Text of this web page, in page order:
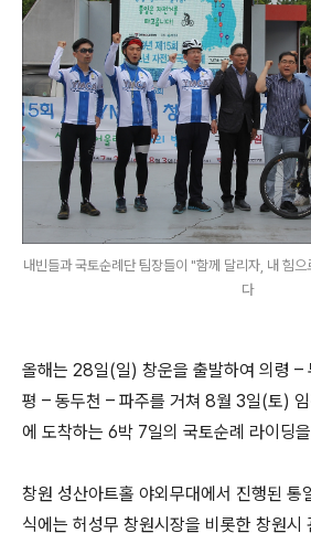
내빈들과 국토순례단 팀장들이 "함께 달리자, 내 힘
다
올해는 28일(일) 창운을 출발하여 의령 –
평 – 동두천 – 파주를 거쳐 8월 3일(토)
에 도착하는 6박 7일의 국토순례 라이딩
창원 성산아트홀 야외무대에서 진행된 통
식에는 허성무 창원시장을 비롯한 창원시